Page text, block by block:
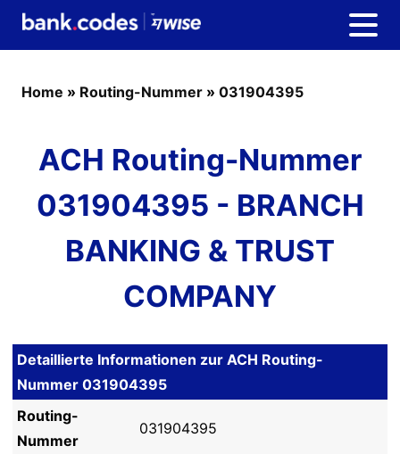
Home » Routing-Nummer » 031904395
ACH Routing-Nummer
031904395 - BRANCH
BANKING & TRUST
COMPANY
Detaillierte Informationen zur ACH Routing-
Nummer 031904395
Routing-
Nummer
031904395